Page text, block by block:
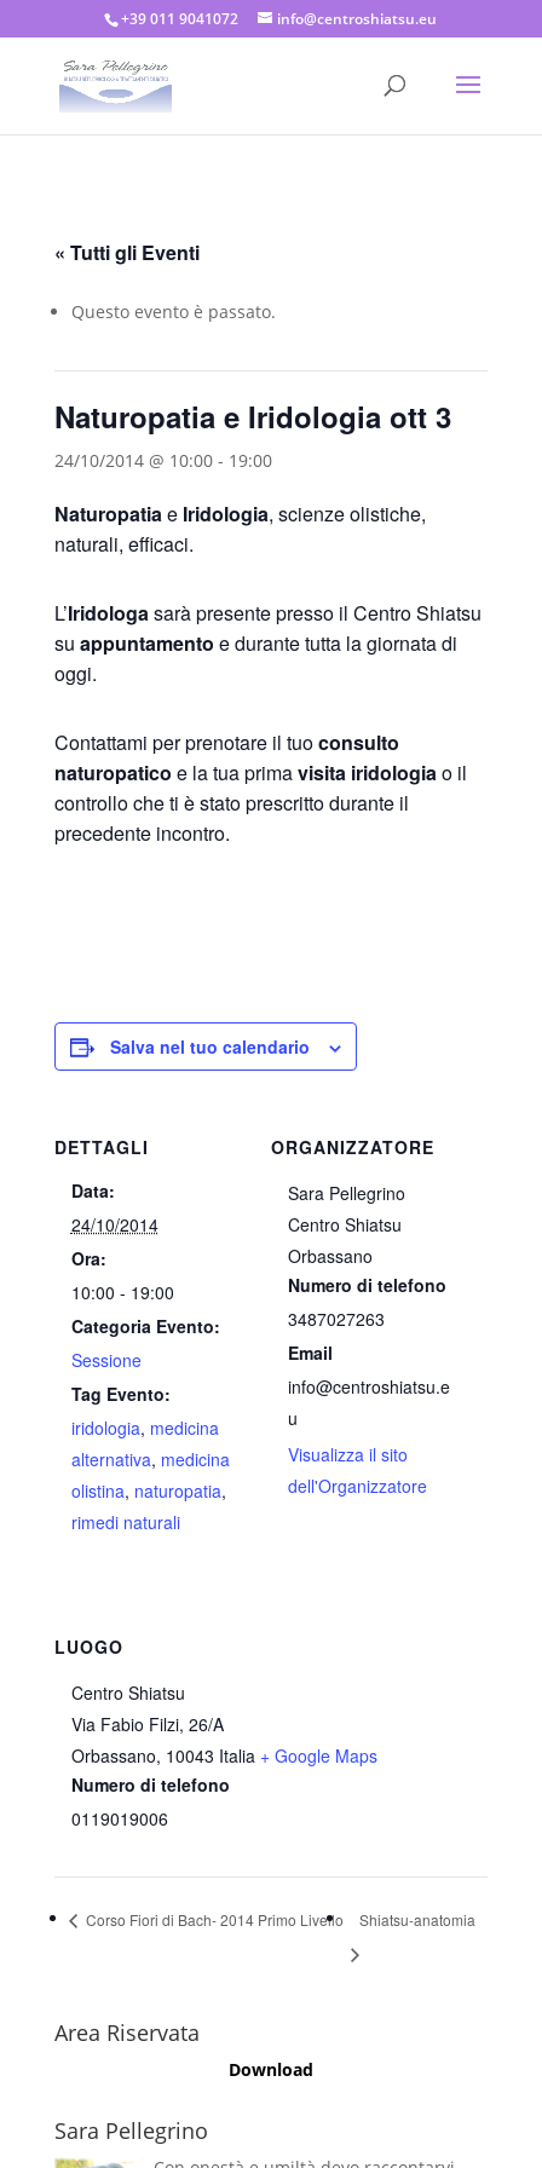
+39 011 9041072 info@centroshiatsu.eu
« Tutti gli Eventi
Questo evento è passato.
Naturopatia e Iridologia ott 3
24/10/2014 @ 10:00- 19:00
Naturopatiae Iridologia, scienze olistiche,
naturali, efficaci.
L’Iridologasarà presente presso il Centro Shiatsu
su appuntamento e durante tutta la giornata di
oggi.
Contattami per prenotare il tuoconsulto
naturopatico e la tua primavisita iridologiao il
controllo che ti è stato prescritto durante il
precedente incontro.
Salva nel tuo calendario
DETTAGLI
Data:
24/10/2014
Ora:
10:00 - 19:00
Categoria Evento:
Sessione
Tag Evento:
iridologia, medicina
alternativa, medicina
olistina, naturopatia,
rimedi naturali
ORGANIZZATORE
Sara Pellegrino
Centro Shiatsu
Orbassano
Numero di telefono
3487027263
Email
info@centroshiatsu.e
u
Visualizza il sito
dell'Organizzatore
LUOGO
Centro Shiatsu
Via Fabio Filzi, 26/A
Orbassano, 10043 Italia + Google Maps
Numero di telefono
0119019006
Corso Fiori di Bach- 2014 Primo Livello Shiatsu-anatomia
Area Riservata
Download
Sara Pellegrino